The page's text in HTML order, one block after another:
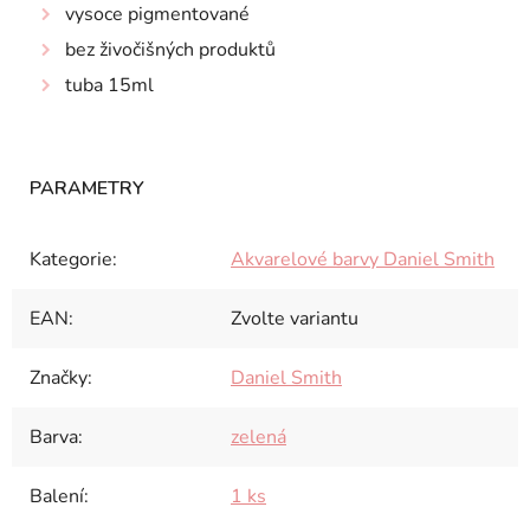
vysoce pigmentované
bez živočišných produktů
tuba 15ml
Kategorie: Akvarelové barvy Daniel Smith
EAN: Zvolte variantu
Značky: Daniel Smith
Barva: zelená
Balení: 1 ks